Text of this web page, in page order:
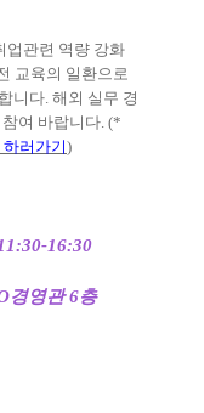
업관련 역량 강화
교육의 일환으로
니다. 해외 실무 경
여 바랍니다. (*
러가기)
16:30
경영관6층